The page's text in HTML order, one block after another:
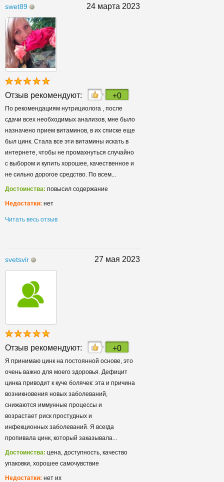
swet89 24 марта 2023
Отзыв рекомендуют: +0
По рекомендациям нутрициолога , после
сдачи всех необходимых анализов, мне было
назначено прием витаминов, в их списке еще
был цинк. Стала все эти витамины искать в
интернете, чтобы не промахнуться случайно
с выбором и купить хорошее, качественное и
не сильно дорогое средство. По всем...
Достоинства: повысил содержание
Недостатки: нет
Читать весь отзыв
svetsvir 27 мая 2023
Отзыв рекомендуют: +0
Я принимаю цинк на постоянной основе, это
очень важно для моего здоровья. Дефицит
цинка приводит к куче болячек: эта и причина
возникновения новых заболеваний,
снижаются иммунные процессы и
возрастает риск простудных и
инфекционных заболеваний. Я всегда
пропивала цинк, который заказывала...
Достоинства: цена, доступность, качество
упаковки, хорошее самочувствие
Недостатки: нет их